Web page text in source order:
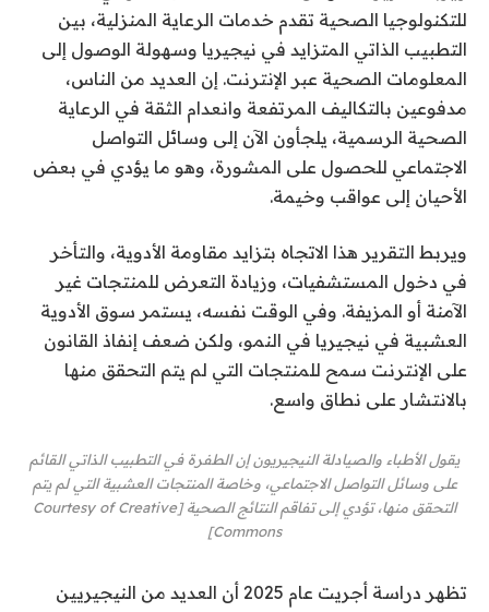
للتكنولوجيا الصحية تقدم خدمات الرعاية المنزلية، بين
التطبيب الذاتي المتزايد في نيجيريا وسهولة الوصول إلى
المعلومات الصحية عبر الإنترنت. إن العديد من الناس،
مدفوعين بالتكاليف المرتفعة وانعدام الثقة في الرعاية
الصحية الرسمية، يلجأون الآن إلى وسائل التواصل
الاجتماعي للحصول على المشورة، وهو ما يؤدي في بعض
الأحيان إلى عواقب وخيمة.
ويربط التقرير هذا الاتجاه بتزايد مقاومة الأدوية، والتأخر
في دخول المستشفيات، وزيادة التعرض للمنتجات غير
الآمنة أو المزيفة. وفي الوقت نفسه، يستمر سوق الأدوية
العشبية في نيجيريا في النمو، ولكن ضعف إنفاذ القانون
على الإنترنت سمح للمنتجات التي لم يتم التحقق منها
بالانتشار على نطاق واسع.
يقول الأطباء والصيادلة النيجيريون إن الطفرة في التطبيب الذاتي القائم
على وسائل التواصل الاجتماعي، وخاصة المنتجات العشبية التي لم يتم
التحقق منها، تؤدي إلى تفاقم النتائج الصحية [Courtesy of Creative
Commons]
تظهر دراسة أجريت عام 2025 أن العديد من النيجيريين